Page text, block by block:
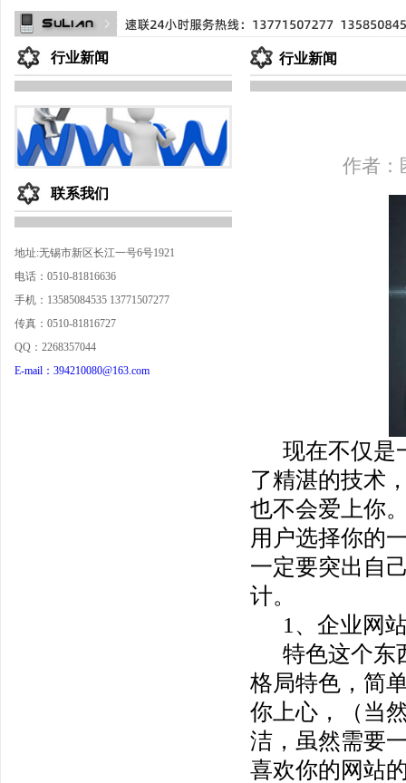
行业新闻
联系我们
地址:无锡市新区长江一号6号1921
电话：0510-81816636
手机：13585084535 13771507277
传真：0510-81816727
QQ：2268357044
E-mail：394210080@163.com
行业新闻
作者
现在不仅是
了精湛的技术
也不会爱上你
用户选择你的
一定要突出自
计。
1、企业网
特色这个东
格局特色，简
你上心，（当
洁，虽然需要
喜欢你的网站